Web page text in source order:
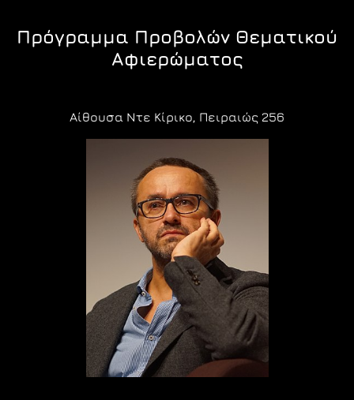
Πρόγραμμα Προβολών Θεματικού
Αφιερώματος
Αίθουσα Ντε Κίρικο, Πειραιώς 256